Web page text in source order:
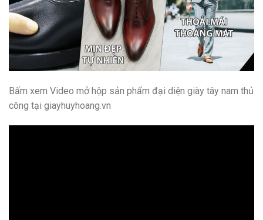
Bấm xem Video mở hộp sản phẩm đại diện giày tây nam thủ
công tại giayhuyhoang.vn